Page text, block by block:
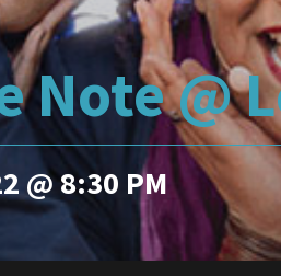
Note @
@ 8:30 PM